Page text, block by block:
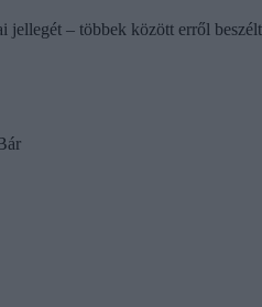
– többek között erről